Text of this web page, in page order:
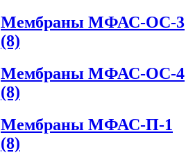
Мембраны МФАС-ОС-3
(8)
Мембраны МФАС-ОС-4
(8)
Мембраны МФАС-П-1
(8)